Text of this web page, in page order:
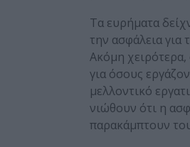
Τα ευρήματα
την ασφάλεια για
Ακόμη
για όσους
μελλοντικό
νιώθουν ότι η
παρακάμπτουν